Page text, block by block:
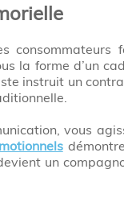
forme d’un
instruit un
vous
un